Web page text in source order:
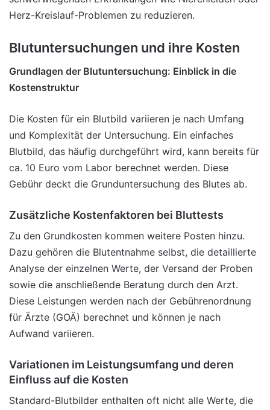
Herz-Kreislauf-Problemen zu reduzieren.
Blutuntersuchungen und ihre Kosten
Grundlagen der Blutuntersuchung: Einblick in die
Kostenstruktur
Die Kosten für ein Blutbild variieren je nach Umfang
und Komplexität der Untersuchung. Ein einfaches
Blutbild, das häufig durchgeführt wird, kann bereits für
ca. 10 Euro vom Labor berechnet werden. Diese
Gebühr deckt die Grunduntersuchung des Blutes ab.
Zusätzliche Kostenfaktoren bei Bluttests
Zu den Grundkosten kommen weitere Posten hinzu.
Dazu gehören die Blutentnahme selbst, die detaillierte
Analyse der einzelnen Werte, der Versand der Proben
sowie die anschließende Beratung durch den Arzt.
Diese Leistungen werden nach der Gebührenordnung
für Ärzte (GOÄ) berechnet und können je nach
Aufwand variieren.
Variationen im Leistungsumfang und deren
Einfluss auf die Kosten
Standard-Blutbilder enthalten oft nicht alle Werte, die